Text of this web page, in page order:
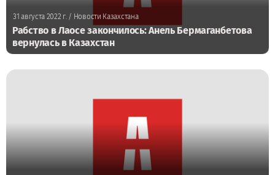
31 августа 2022 г./ Новости Казахстана
Рабство в Лаосе закончилось: Анель Бермаганбетова
вернулась в Казахстан